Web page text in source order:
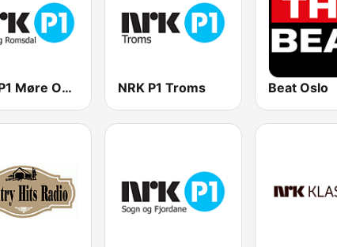
NRK P1 Møre Og Romsdal NRK P1 Troms Beat Oslo